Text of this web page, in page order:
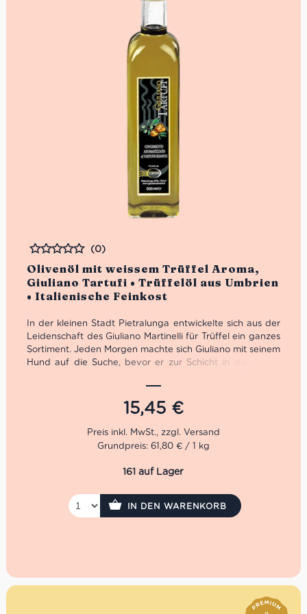
Olivenöl mit weissem Trüffel Aroma,
Giuliano Tartufi • Trüffelöl aus Umbrien
• Italienische Feinkost
Bewertet
(0)
In der kleinen Stadt Pietralunga entwickelte sich aus der
Leidenschaft des Giuliano Martinelli für Trüffel ein ganzes
Sortiment. Jeden Morgen machte sich Giuliano mit seinem
Hund auf die Suche, bevor er zur Schicht in die Fabrik
bekam auf Trüffel Messen die gebührende
Aufmerksamkeit. 2001 öffneten schließlich die Pforten
Das native Olivenöl extra von Giuliano Tartufi ist mit
seinem Aroma vom weißen Trüffel perfekt für einen
sommerlichen Salat geeignet. Doch unsere liebste Art das
Giuliano Tartufi Olivenöl zu genießen, ist es auf eine
Burrata zu tröpfeln. Dazu ein paar fruchtige Tomaten
sowie ein Schuss gereifter Aceto Balsamico di Modena
und man schwebt im Trüffel Himmel…
15,45 €
Grundpreis: 61,80 € / 1 kg
161 auf Lager
IN DEN WARENKORB